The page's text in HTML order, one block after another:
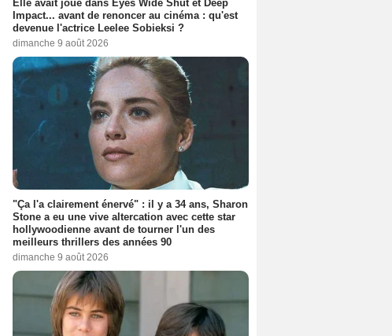
Elle avait joué dans Eyes Wide Shut et Deep
Impact... avant de renoncer au cinéma : qu'est
devenue l'actrice Leelee Sobieksi ?
dimanche 9 août 2026
"Ça l'a clairement énervé" : il y a 34 ans, Sharon
Stone a eu une vive altercation avec cette star
hollywoodienne avant de tourner l'un des
meilleurs thrillers des années 90
dimanche 9 août 2026